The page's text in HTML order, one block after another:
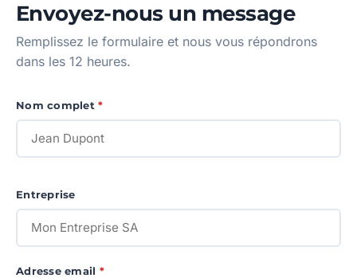
Envoyez-nous un message
Remplissez le formulaire et nous vous répondrons
dans les 12 heures.
Nom complet *
Entreprise
Adresse email *